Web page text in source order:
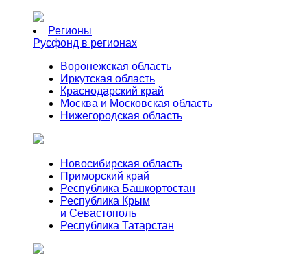
Регионы
Русфонд в регионах
Воронежская область
Иркутская область
Краснодарский край
Москва и Московская область
Нижегородская область
Новосибирская область
Приморский край
Республика Башкортостан
Республика Крым
и Севастополь
Республика Татарстан